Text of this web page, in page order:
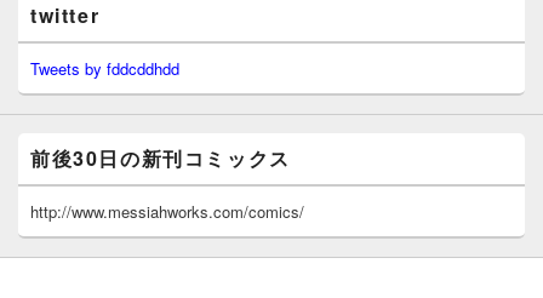
twitter
Tweets by fddcddhdd
前後30日の新刊コミックス
http://www.messiahworks.com/comics/